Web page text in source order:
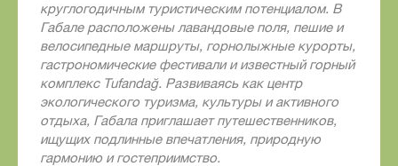
круглогодичным туристическим потенциалом. В
Габале расположены лавандовые поля, пешие и
велосипедные маршруты, горнолыжные курорты,
гастрономические фестивали и известный горный
комплекс Tufandağ. Развиваясь как центр
экологического туризма, культуры и активного
отдыха, Габала приглашает путешественников,
ищущих подлинные впечатления, природную
гармонию и гостеприимство.